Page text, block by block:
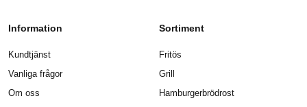
Information
Kundtjänst
Vanliga frågor
Om oss
Sortiment
Fritös
Grill
Hamburgerbrödrost